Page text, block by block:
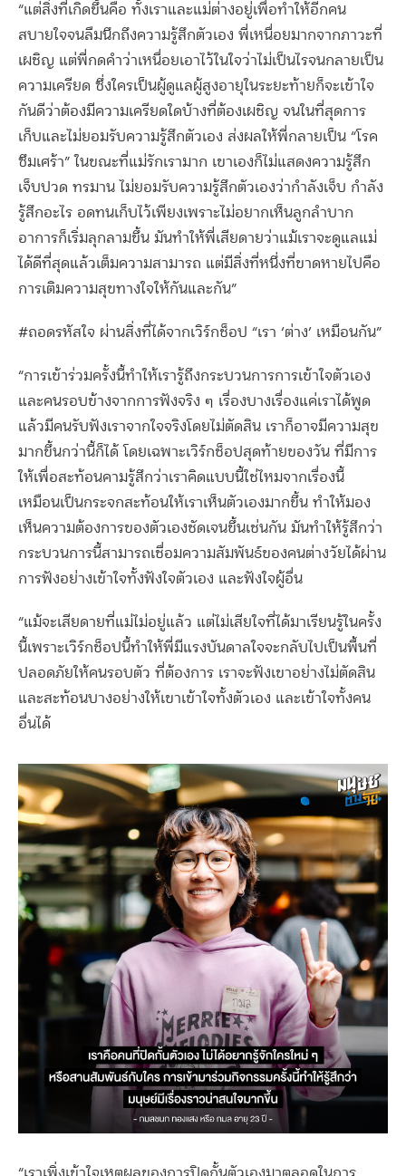
“แต่สิ่งที่เกิดขึ้นคือ ทั้งเราและแม่ต่างอยู่เพื่อทำให้อีกคน
สบายใจจนลืมนึกถึงความรู้สึกตัวเอง พี่เหนื่อยมากจากภาวะที่
เผชิญ แต่พี่กดคำว่าเหนื่อยเอาไว้ในใจว่าไม่เป็นไรจนกลายเป็น
ความเครียด ซึ่งใครเป็นผู้ดูแลผู้สูงอายุในระยะท้ายก็จะเข้าใจ
กันดีว่าต้องมีความเครียดใดบ้างที่ต้องเผชิญ จนในที่สุดการ
เก็บและไม่ยอมรับความรู้สึกตัวเอง ส่งผลให้พี่กลายเป็น “โรค
ซึมเศร้า” ในขณะที่แม่รักเรามาก เขาเองก็ไม่แสดงความรู้สึก
เจ็บปวด ทรมาน ไม่ยอมรับความรู้สึกตัวเองว่ากำลังเจ็บ กำลัง
รู้สึกอะไร อดทนเก็บไว้เพียงเพราะไม่อยากเห็นลูกลำบาก
อาการก็เริ่มลุกลามขึ้น มันทำให้พี่เสียดายว่าแม้เราจะดูแลแม่
ได้ดีที่สุดแล้วเต็มความสามารถ แต่มีสิ่งที่หนึ่งที่ขาดหายไปคือ
การเติมความสุขทางใจให้กันและกัน”
#ถอดรหัสใจ ผ่านสิ่งที่ได้จากเวิร์กช็อป “เรา ‘ต่าง’ เหมือนกัน”
“การเข้าร่วมครั้งนี้ทำให้เรารู้ถึงกระบวนการการเข้าใจตัวเอง
และคนรอบข้างจากการฟังจริง ๆ เรื่องบางเรื่องแค่เราได้พูด
แล้วมีคนรับฟังเราจากใจจริงโดยไม่ตัดสิน เราก็อาจมีความสุข
มากขึ้นกว่านี้ก็ได้ โดยเฉพาะเวิร์กช็อปสุดท้ายของวัน ที่มีการ
ให้เพื่อสะท้อนคามรู้สึกว่าเราคิดแบบนี้ใช่ไหมจากเรื่องนี้
เหมือนเป็นกระจกสะท้อนให้เราเห็นตัวเองมากขึ้น ทำให้มอง
เห็นความต้องการของตัวเองชัดเจนขึ้นเช่นกัน มันทำให้รู้สึกว่า
กระบวนการนี้สามารถเชื่อมความสัมพันธ์ของคนต่างวัยได้ผ่าน
การฟังอย่างเข้าใจทั้งฟังใจตัวเอง และฟังใจผู้อื่น
“แม้จะเสียดายที่แม่ไม่อยู่แล้ว แต่ไม่เสียใจที่ได้มาเรียนรู้ในครั้ง
นี้เพราะเวิร์กช็อปนี้ทำให้พี่มีแรงบันดาลใจจะกลับไปเป็นพื้นที่
ปลอดภัยให้คนรอบตัว ที่ต้องการ เราจะฟังเขาอย่างไม่ตัดสิน
และสะท้อนบางอย่างให้เขาเข้าใจทั้งตัวเอง และเข้าใจทั้งคน
อื่นได้
“เราเพิ่งเข้าใจเหตุผลของการปิดกั้นตัวเองมาตลอดในการ